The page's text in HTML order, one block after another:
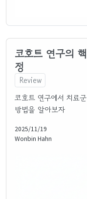
코호트 연구의
정
Review
코호트 연구에서 치료
방법을 알아보자
2025/11/19
Wonbin Hahn